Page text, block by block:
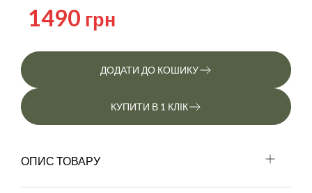
1490 грн
ДОДАТИ ДО КОШИКУ
КУПИТИ В 1 КЛІК
ОПИС ТОВАРУ